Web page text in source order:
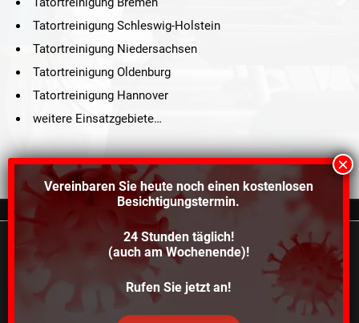
Tatortreinigung Schleswig-Holstein
Tatortreinigung Niedersachsen
Tatortreinigung Oldenburg
Tatortreinigung Hannover
weitere Einsatzgebiete…
©2021 Schröders Service Team Nord, All Rights Reserved.
Schroeder Service Team Nord
Kontakt Impressum Datenschutz
Vereinbaren Sie heute noch einen kostenlosen
Besichtigungstermin.
24 Stunden täglich!
(auch am Wochenende)!
Rufen Sie jetzt an!
Wir verwenden Cookies, um dir die bestmögliche
Erfahrung auf unserer Website zu bieten.
In den
Einstellungen
kannst du erfahren, welche